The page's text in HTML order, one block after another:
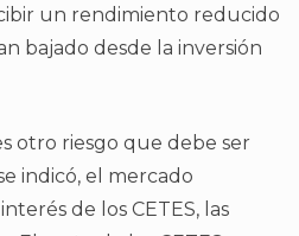
un rendimiento reducido
bajado desde la inversión
otro riesgo que debe ser
indicó, el mercado
de los CETES, las